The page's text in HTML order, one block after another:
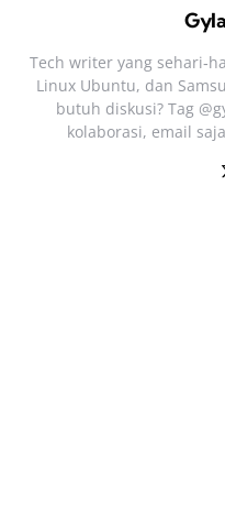
Tech writer yang
Linux Ubuntu, dan
butuh diskusi? Tag
kolaborasi, email